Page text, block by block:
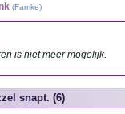
(Famke)
is niet meer mogelijk.
snapt. (6)